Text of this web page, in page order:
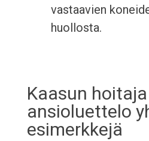
vastaavien
huollosta.
Kaasun hoitaja
ansioluettelo
esimerkkejä